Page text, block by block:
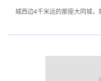
城西边4千米远的那座大同城，就逃不
土墙有种威武不屈的气势，最